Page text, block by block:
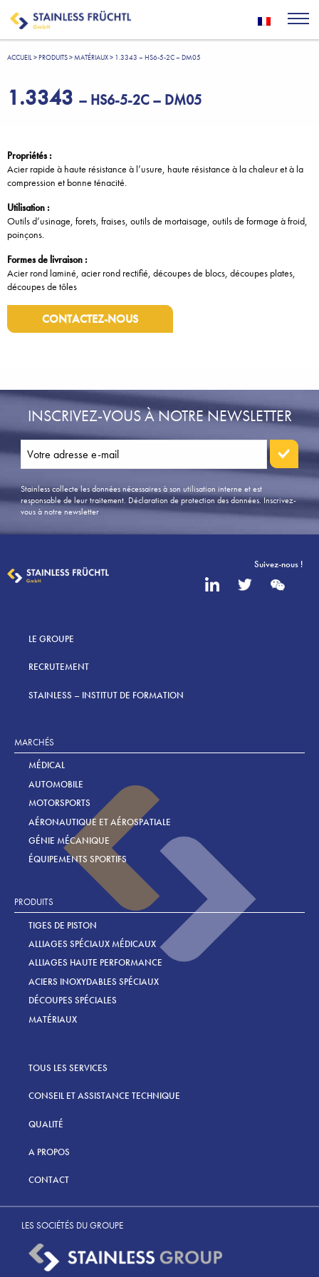
ACCUEIL>PRODUITS>MATÉRIAUX> 1.3343 – HS6-5-2C – DM05
1.3343 – HS6-5-2C – DM05
Propriétés :
Acier rapide à haute résistance à l’usure, haute résistance à la chaleur et à la
compression et bonne ténacité.
Utilisation :
Outils d’usinage, forets, fraises, outils de mortaisage, outils de formage à froid,
poinçons.
Formes de livraison :
Acier rond laminé, acier rond rectifié, découpes de blocs, découpes plates,
découpes de tôles
CONTACTEZ-NOUS
INSCRIVEZ-VOUS À NOTRE NEWSLETTER
Stainless collecte les données nécessaires à son utilisation interne et est
responsable de leur traitement. Déclaration de protection des données.Inscrivez-
vous à notre newsletter.
Suivez-nous !
LE GROUPE
RECRUTEMENT
STAINLESS – INSTITUT DE FORMATION
MARCHÉS
MÉDICAL
AUTOMOBILE
MOTORSPORTS
AÉRONAUTIQUE ET AÉROSPATIALE
GÉNIE MÉCANIQUE
ÉQUIPEMENTS SPORTIFS
PRODUITS
TIGES DE PISTON
ALLIAGES SPÉCIAUX MÉDICAUX
ALLIAGES HAUTE PERFORMANCE
ACIERS INOXYDABLES SPÉCIAUX
DÉCOUPES SPÉCIALES
MATÉRIAUX
TOUS LES SERVICES
CONSEIL ET ASSISTANCE TECHNIQUE
QUALITÉ
A PROPOS
CONTACT
LES SOCIÉTÉS DU GROUPE